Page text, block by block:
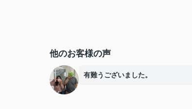
他のお客様の声
有難うございました。